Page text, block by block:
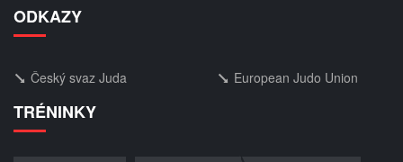
ODKAZY
Český svaz Juda European Judo Union
TRÉNINKY